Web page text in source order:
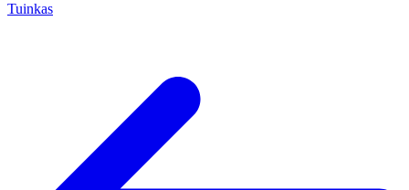
Tuinkas